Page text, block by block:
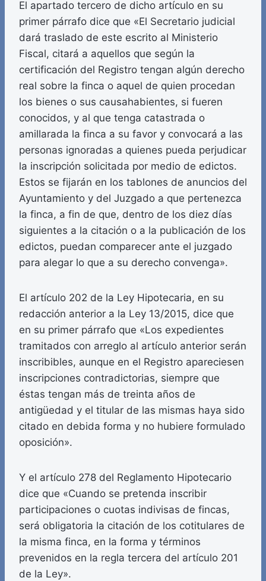
El apartado tercero de dicho artículo en su
primer párrafo dice que «El Secretario judicial
dará traslado de este escrito al Ministerio
Fiscal, citará a aquellos que según la
certificación del Registro tengan algún derecho
real sobre la finca o aquel de quien procedan
los bienes o sus causahabientes, si fueren
conocidos, y al que tenga catastrada o
amillarada la finca a su favor y convocará a las
personas ignoradas a quienes pueda perjudicar
la inscripción solicitada por medio de edictos.
Estos se fijarán en los tablones de anuncios del
Ayuntamiento y del Juzgado a que pertenezca
la finca, a fin de que, dentro de los diez días
siguientes a la citación o a la publicación de los
edictos, puedan comparecer ante el juzgado
para alegar lo que a su derecho convenga».
El artículo 202 de la Ley Hipotecaria, en su
redacción anterior a la Ley 13/2015, dice que
en su primer párrafo que «Los expedientes
tramitados con arreglo al artículo anterior serán
inscribibles, aunque en el Registro apareciesen
inscripciones contradictorias, siempre que
éstas tengan más de treinta años de
antigüedad y el titular de las mismas haya sido
citado en debida forma y no hubiere formulado
oposición».
Y el artículo 278 del Reglamento Hipotecario
dice que «Cuando se pretenda inscribir
participaciones o cuotas indivisas de fincas,
será obligatoria la citación de los cotitulares de
la misma finca, en la forma y términos
prevenidos en la regla tercera del artículo 201
de la Ley».